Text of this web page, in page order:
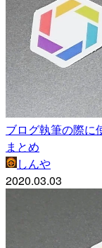
ブログ執筆の際に
まとめ
しんや
2020.03.03